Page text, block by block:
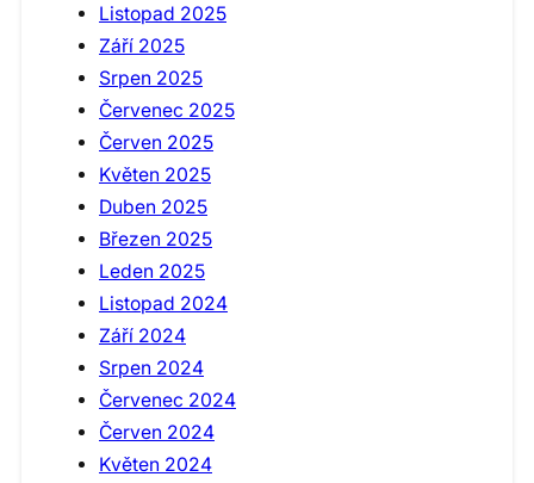
Listopad 2025
Září 2025
Srpen 2025
Červenec 2025
Červen 2025
Květen 2025
Duben 2025
Březen 2025
Leden 2025
Listopad 2024
Září 2024
Srpen 2024
Červenec 2024
Červen 2024
Květen 2024